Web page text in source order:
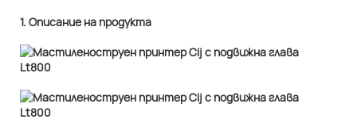
1. Описание на продукта